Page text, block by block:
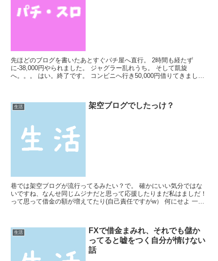
先ほどのブログを書いたあとすぐパチ屋へ直行。 2時間も経たず
に-38,000円やられました。 ジャグラー乱れうち。 そして凱旋
へ。。。 はい。終了です。 コンビニへ行き50,000円借りてきまし
生活 架空ブログでしたっけ？
巷では架空ブログが流行ってるみたい？で。 確かにいい気分ではな
いですね、なんせ同じムジナだと思って応援したりまだ私はましだ！
って思って借金の額が増えてたり(自己責任ですがw） 何にせよ 一方
生活
FXで借金まみれ、それでも儲か
ってると嘘をつく自分が情けない
話